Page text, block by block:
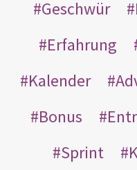
Geschwür
Erfahrung
Kalender
Bonus
Sprint